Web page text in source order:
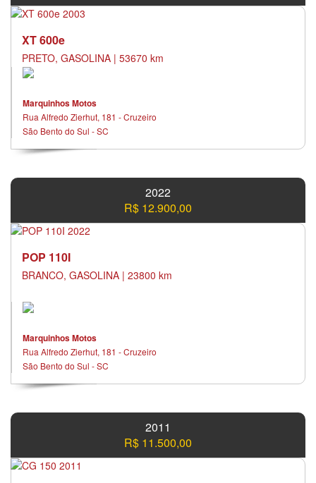
XT 600e
PRETO, GASOLINA | 53670 km
Marquinhos Motos
Rua Alfredo Zierhut, 181 - Cruzeiro
São Bento do Sul - SC
2022
R$ 12.900,00
POP 110I
BRANCO, GASOLINA | 23800 km
Marquinhos Motos
Rua Alfredo Zierhut, 181 - Cruzeiro
São Bento do Sul - SC
2011
R$ 11.500,00